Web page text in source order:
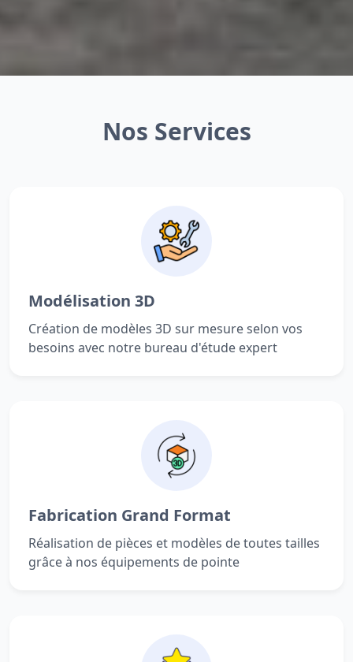
Nos Services
Modélisation 3D
Création de modèles 3D sur mesure selon vos
besoins avec notre bureau d'étude expert
Fabrication Grand Format
Réalisation de pièces et modèles de toutes tailles
grâce à nos équipements de pointe